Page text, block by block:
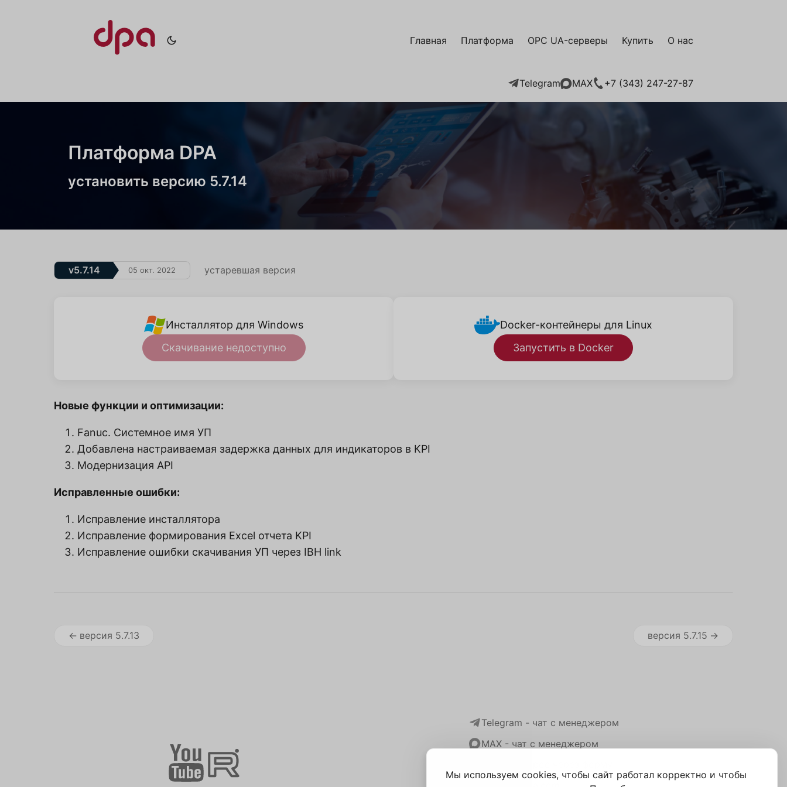
Мы используем cookies, чтобы сайт работал корректно и чтобы
Главная Платформа OPC UA-серверы Купить О нас
Telegram MAX +7 (343) 247-27-87
Платформа DPA
установить версию 5.7.14
v5.7.14 05 окт. 2022 устаревшая версия
Инсталлятор для Windows
Скачивание недоступно
Docker-контейнеры для Linux
Запустить в Docker
Новые функции и оптимизации:
Fanuc. Системное имя УП
Добавлена настраиваемая задержка данных для индикаторов в KPI
Модернизация API
Исправленные ошибки:
Исправление инсталлятора
Исправление формирования Excel отчета KPI
Исправление ошибки скачивания УП через IBH link
версия 5.7.13 версия 5.7.15
Telegram - чат с менеджером
MAX - чат с менеджером